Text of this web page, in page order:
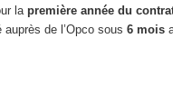
la première année du
auprès de l’Opco sous 6 mois